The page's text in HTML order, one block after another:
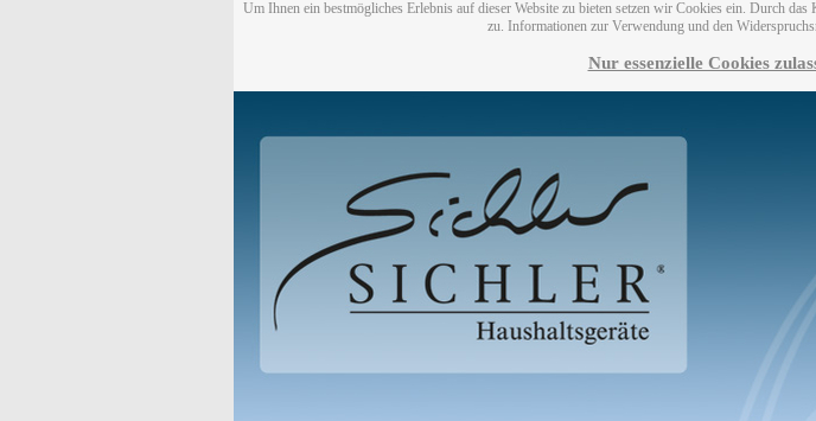
Um Ihnen ein bestmögliches Erlebnis auf dieser Website zu bieten setzen wir Cookies ein. Durch
zu. Informationen zur Verwendung und den
Nur essenzielle Cookies